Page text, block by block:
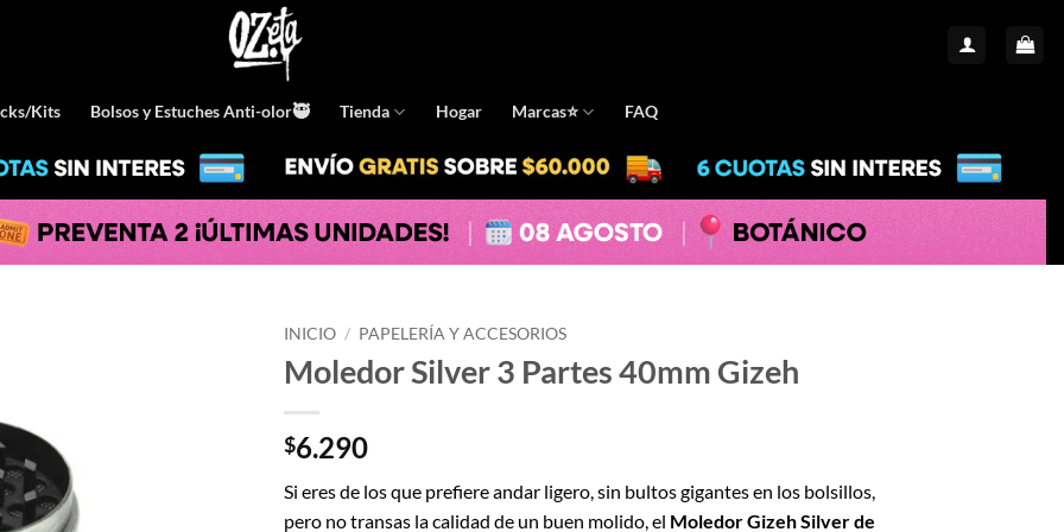
Kits Bolsos y Estuches Anti-olor🥷 Tienda Hogar Marcas⭐️ FAQ
INICIO / PAPELERÍA Y ACCESORIOS
Moledor Silver 3 Partes 40mm Gizeh
$6.290
Si eres de los que prefiere andar ligero, sin bultos gigantes en los bolsillos,
pero no transas la calidad de un buen molido, el Moledor Gizeh Silver de